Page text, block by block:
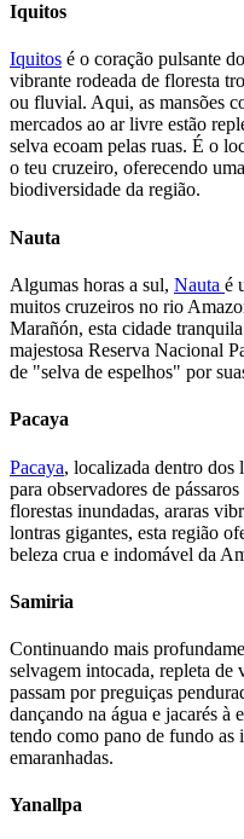
Iquitos
Iquitos é o coração pulsante
vibrante rodeada de floresta
ou fluvial. Aqui, as mansões
mercados ao ar livre estão
selva ecoam pelas ruas. É o
o teu cruzeiro, oferecendo
biodiversidade da região.
Nauta
Algumas horas a sul, Nauta é
muitos cruzeiros no rio
Marañón, esta cidade
majestosa Reserva Nacional
de "selva de espelhos" por
Pacaya
Pacaya, localizada dentro dos
para observadores de
florestas inundadas, araras
lontras gigantes, esta região
beleza crua e indomável da
Samiria
Continuando mais
selvagem intocada, repleta de
passam por preguiças
dançando na água e jacarés à
tendo como pano de fundo as
emaranhadas.
Yanallpa